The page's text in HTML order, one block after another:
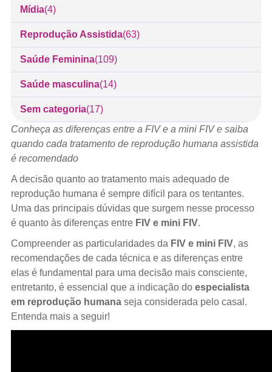
Mídia(4)
Reprodução Assistida(63)
Saúde Feminina(109)
Saúde masculina(14)
Sem categoria(17)
Conheça as diferenças entre a FIV e a mini FIV e saiba
quando cada tratamento de reprodução humana assistida
é recomendado
A decisão quanto ao tratamento mais adequado de
reprodução humana é sempre difícil para os tentantes.
Uma das principais dúvidas que surgem nesse processo
é quanto às diferenças entre FIV e mini FIV.
Compreender as particularidades da FIV e mini FIV, as
recomendações de cada técnica e as diferenças entre
elas é fundamental para uma decisão mais consciente,
entretanto, é essencial que a indicação do especialista
em reprodução humanaseja considerada pelo casal.
Entenda mais a seguir!